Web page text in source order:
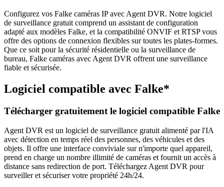
Configurez vos Falke caméras IP avec Agent DVR. Notre logiciel
de surveillance gratuit comprend un assistant de configuration
adapté aux modèles Falke, et la compatibilité ONVIF et RTSP vous
offre des options de connexion flexibles sur toutes les plates-formes.
Que ce soit pour la sécurité résidentielle ou la surveillance de
bureau, Falke caméras avec Agent DVR offrent une surveillance
fiable et sécurisée.
Logiciel compatible avec Falke*
Télécharger gratuitement le logiciel compatible Falke
Agent DVR est un logiciel de surveillance gratuit alimenté par l'IA
avec détection en temps réel des personnes, des véhicules et des
objets. Il offre une interface conviviale sur n'importe quel appareil,
prend en charge un nombre illimité de caméras et fournit un accès à
distance sans redirection de port. Téléchargez Agent DVR pour
surveiller et sécuriser votre propriété 24h/24.